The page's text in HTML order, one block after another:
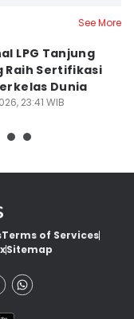
See More
LPG Tanjung
Raih Sertifikasi
Dunia
23:41 WIB
Terms of Services
Sitemap